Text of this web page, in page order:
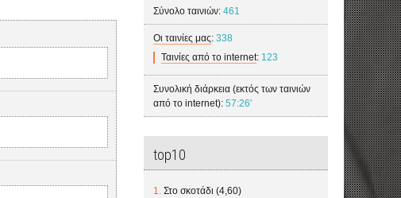
Σύνολο ταινιών:461
Οι ταινίες μας:338
Ταινίες από το internet: 123
Συνολική διάρκεια (εκτός των ταινιών
από το internet):57:26'
top10
Στο σκοτάδι (4,60)